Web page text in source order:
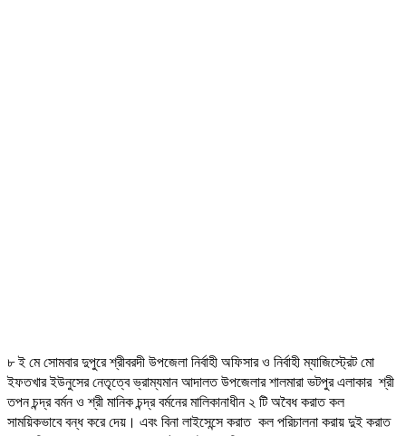
৮ ই মে সোমবার দুপুরে শ্রীবরদী উপজেলা নির্বাহী অফিসার ও নির্বাহী ম্যাজিস্ট্রেট মো
ইফতখার ইউনুসের নেতৃত্বে ভ্রাম্যমান আদালত উপজেলার শালমারা ভটপুর এলাকার শ্রী
তপন চন্দ্র বর্মন ও শ্রী মানিক চন্দ্র বর্মনের মালিকানাধীন ২ টি অবৈধ করাত কল
সাময়িকভাবে বন্ধ করে দেয়। এবং বিনা লাইসেন্সে করাত কল পরিচালনা করায় দুই করাত